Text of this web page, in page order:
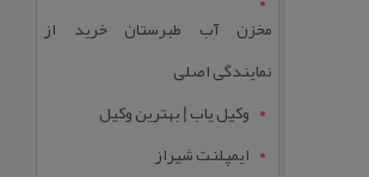
مخزن آب طبرستان خرید از
نمایندگی اصلی
وکیل یاب | بهترین وکیل
ایمپلنت شیراز